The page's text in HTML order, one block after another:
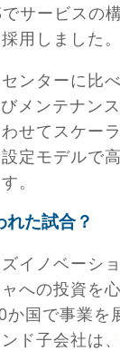
サービスの
用しました。
ンターに比
ンテナン
せてスケー
定モデルで
。
た試合？
イノベーシ
への投資を
か国で事業を
ド子会社は、